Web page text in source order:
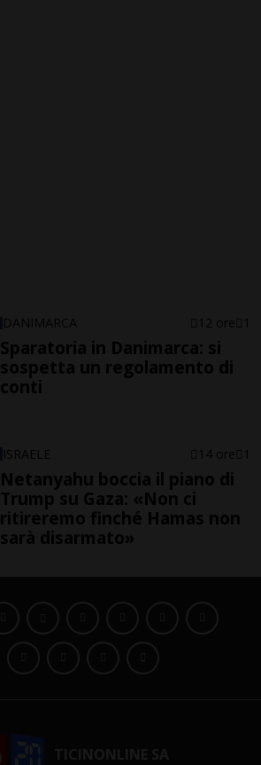
DANIMARCA 12 ore 1
Sparatoria in Danimarca: si
sospetta un regolamento di
conti
ISRAELE 14 ore 1
Netanyahu boccia il piano di
Trump su Gaza: «Non ci
ritireremo finché Hamas non
sarà disarmato»